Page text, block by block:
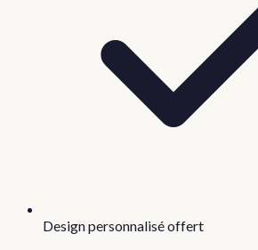
Design personnalisé offert